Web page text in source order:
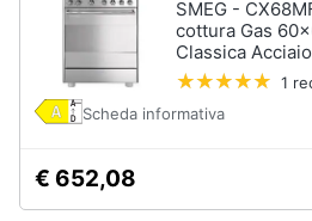
Frigoriferi
offerta
offerta
SMEG -
cottura Gas
Classica
1
Scheda informativa
€ 652,08